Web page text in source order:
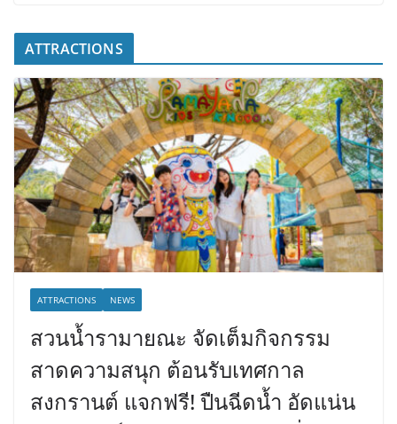
ATTRACTIONS
ATTRACTIONS NEWS
สวนน้ำรามายณะ จัดเต็มกิจกรรม
สาดความสนุก ต้อนรับเทศกาล
สงกรานต์ แจกฟรี! ปืนฉีดน้ำ อัดแน่น